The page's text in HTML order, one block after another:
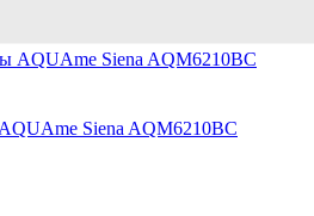
Siena AQM6210BC